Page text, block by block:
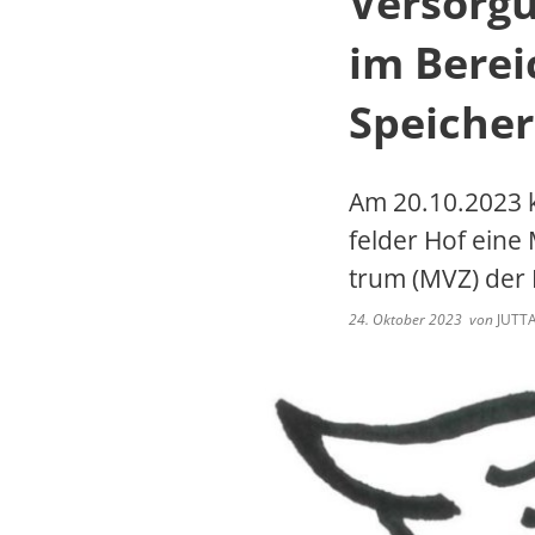
Kita Orenhofen
Bürgerbroschüre
Kommunaler Entschuldungsfonds
Rufbus/Mitfahrerbänke/VRT
Bereitschaftsdienste
Notfall Nummern
Immobilienportal
VG Werke
im
Speicher
Am
felder Hof eine
trum (MVZ)
24. Oktober 2023 von